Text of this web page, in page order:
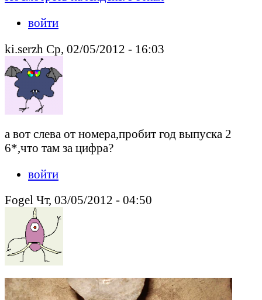
войти
ki.serzh Ср, 02/05/2012 - 16:03
а вот слева от номера,пробит год выпуска 2
6*,что там за цифра?
войти
Fogel Чт, 03/05/2012 - 04:50